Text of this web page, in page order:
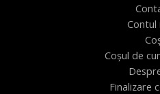
Contul
Coșul de
Finalizare